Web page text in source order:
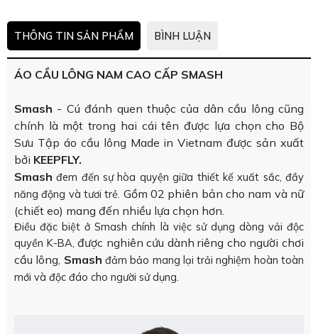
THÔNG TIN SẢN PHẨM BÌNH LUẬN
ÁO CẦU LÔNG NAM CAO CẤP SMASH
Smash - Cú đánh quen thuộc của dân cầu lông cũng
chính là một trong hai cái tên được lựa chọn cho Bộ
Sưu Tập áo cầu lông Made in Vietnam được sản xuất
bởi KEEPFLY.
Smash đem đến sự hòa quyện giữa thiết kế xuất sắc, đầy
năng động và tươi trẻ. Gồm 02 phiên bản cho nam và nữ
(chiết eo) mang đến nhiều lựa chọn hơn.
Điều đặc biệt ở Smash chính là việc sử dụng dòng vải độc
quyền K-BA, được nghiên cứu dành riêng cho người chơi
cầu lông, Smash đảm bảo mang lại trải nghiệm hoàn toàn
mới và độc đáo cho người sử dụng.